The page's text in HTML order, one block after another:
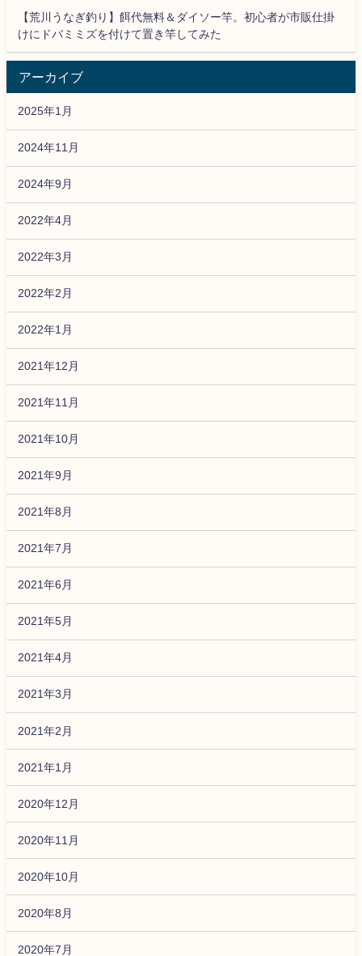
【荒川うなぎ釣り】餌代無料＆ダイソー竿。初心者が市販仕掛
けにドバミミズを付けて置き竿してみた
アーカイブ
2025年1月
2024年11月
2024年9月
2022年4月
2022年3月
2022年2月
2022年1月
2021年12月
2021年11月
2021年10月
2021年9月
2021年8月
2021年7月
2021年6月
2021年5月
2021年4月
2021年3月
2021年2月
2021年1月
2020年12月
2020年11月
2020年10月
2020年8月
2020年7月